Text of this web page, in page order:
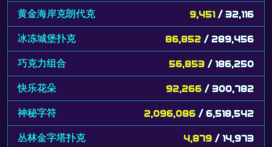
黄金海岸克朗代克 9,451 / 32,116
冰冻城堡扑克 86,852 / 289,456
巧克力组合 56,853 / 186,250
快乐花朵 92,266 / 300,782
神秘字符 2,096,086 / 6,518,542
丛林金字塔扑克 4,879 / 14,973